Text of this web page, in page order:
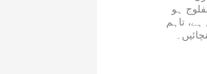
ہو
تاہم